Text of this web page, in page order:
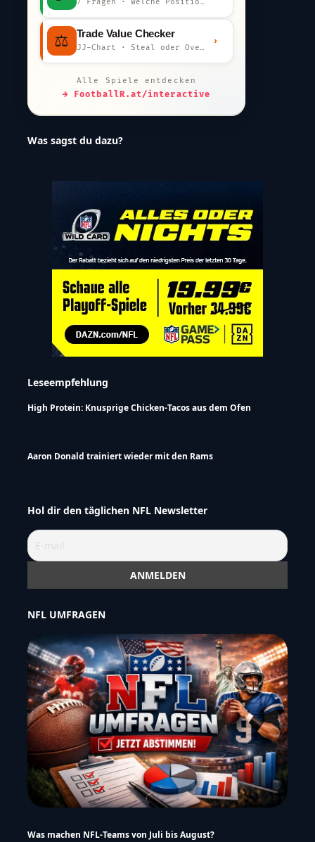
7 Fragen · welche Position bist du?
⚖️ Trade Value Checker
JJ-Chart · Steal oder Overpay?
›
Alle Spiele entdecken
→ FootballR.at/interactive
Was sagst du dazu?
Leseempfehlung
High Protein: Knusprige Chicken-Tacos aus dem Ofen
Aaron Donald trainiert wieder mit den Rams
Hol dir den täglichen NFL Newsletter
NFL UMFRAGEN
Was machen NFL-Teams von Juli bis August?